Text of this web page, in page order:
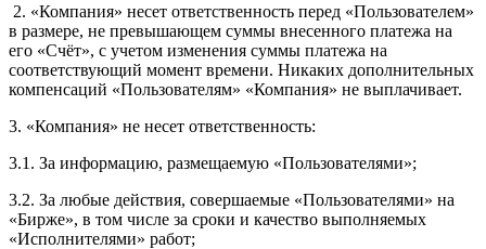
2. «Компания» несет ответственность перед «Пользователем»
в размере, не превышающем суммы внесенного платежа на
его «Счёт», с учетом изменения суммы платежа на
соответствующий момент времени. Никаких дополнительных
компенсаций «Пользователям» «Компания» не выплачивает.
3. «Компания» не несет ответственность:
3.1. За информацию, размещаемую «Пользователями»;
3.2. За любые действия, совершаемые «Пользователями» на
«Бирже», в том числе за сроки и качество выполняемых
«Исполнителями» работ;